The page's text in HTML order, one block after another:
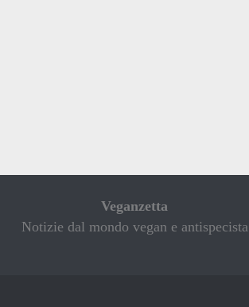
Veganzetta
Notizie dal mondo vegan e antispecista